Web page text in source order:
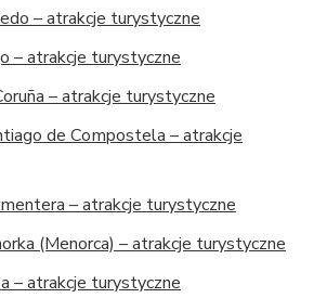
– atrakcje turystyczne
– atrakcje turystyczne
– atrakcje turystyczne
de Compostela – atrakcje
– atrakcje turystyczne
(Menorca) – atrakcje turystyczne
– atrakcje turystyczne